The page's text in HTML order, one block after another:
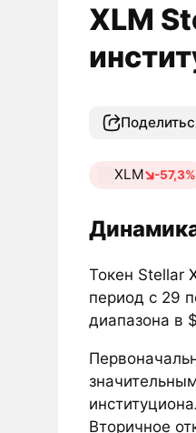
XLM
XLM -57,3%
Токен Stellar
период с 29
диапазона в
Вторичное